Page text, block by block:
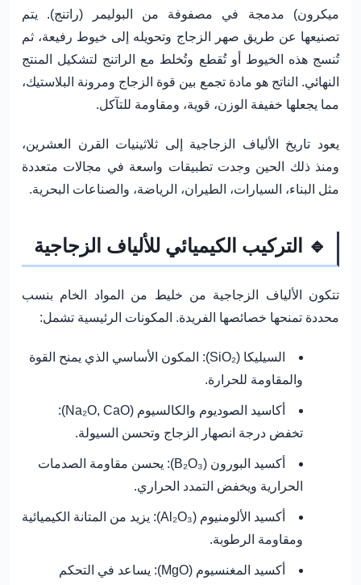
ميكرون) مدمجة في مصفوفة من البوليمر (راتنج). يتم
تصنيعها عن طريق صهر الزجاج وتحويله إلى خيوط رفيعة، ثم
تُنسج هذه الخيوط أو تُقطع وتُخلط مع الراتنج لتشكيل المنتج
النهائي. الناتج هو مادة تجمع بين قوة الزجاج ومرونة البلاستيك،
مما يجعلها خفيفة الوزن، قوية، ومقاومة للتآكل.
يعود تاريخ الألياف الزجاجية إلى ثلاثينيات القرن العشرين،
ومنذ ذلك الحين وجدت تطبيقات واسعة في مجالات متعددة
مثل البناء، السيارات، الطيران، الرياضة، والصناعات البحرية.
🔹 التركيب الكيميائي للألياف الزجاجية
تتكون الألياف الزجاجية من خليط من المواد الخام بنسب
محددة تمنحها خصائصها الفريدة. المكونات الرئيسية تشمل:
السيليكا (SiO₂):
المكون الأساسي الذي يمنح القوة
والمقاومة للحرارة.
أكاسيد الصوديوم والكالسيوم (Na₂O, CaO):
تخفض درجة انصهار الزجاج وتحسن السيولة.
أكسيد البورون (B₂O₃):
يحسن مقاومة الصدمات
الحرارية ويخفض التمدد الحراري.
أكسيد الألومنيوم (Al₂O₃):
يزيد من المتانة الكيميائية
ومقاومة الرطوبة.
أكسيد المغنسيوم (MgO):
يساعد في التحكم